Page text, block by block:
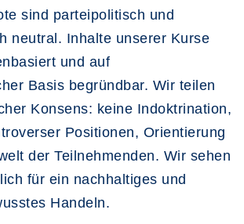
sind parteipolitisch und
neutral. Inhalte unserer Kurse
und auf
Basis begründbar. Wir teilen
Konsens: keine Indoktrination,
Positionen, Orientierung
der Teilnehmenden. Wir sehen
für ein nachhaltiges und
Handeln.